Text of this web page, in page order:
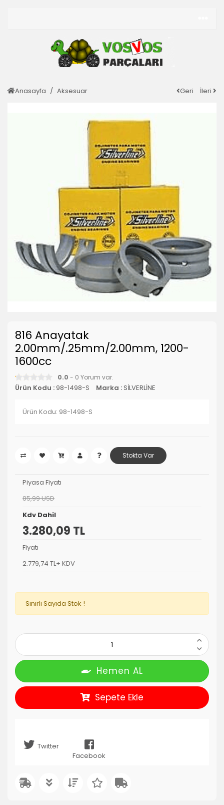
Anasayfa Aksesuar Geri İleri
816 Anayatak
2.00mm/.25mm/2.00mm, 1200-
1600cc
0.0 - 0 Yorum var.
Ürün Kodu : 98-1498-S Marka :SİLVERLİNE
Ürün Kodu: 98-1498-S
Stokta Var
Piyasa Fiyatı
85,99 USD
Kdv Dahil
3.280,09 TL
Fiyatı
2.779,74 TL+ KDV
Sınırlı Sayıda Stok !
Hemen AL
Sepete Ekle
Twitter
Facebook